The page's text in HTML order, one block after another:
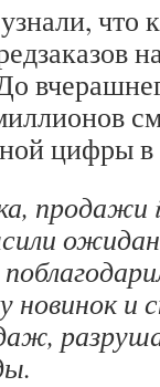
что
цифры
продажи
новинок и